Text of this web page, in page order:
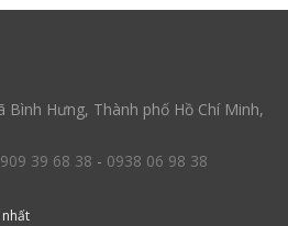
Bình Hưng, Thành phố Hồ Chí Minh,
39 68 38 - 0938 06 98 38